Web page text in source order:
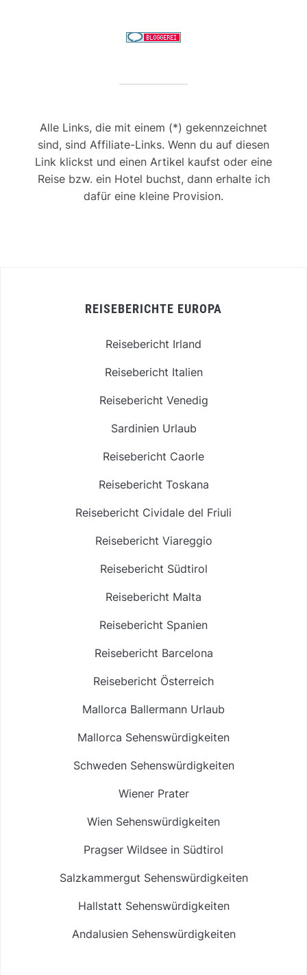
Alle Links, die mit einem (*) gekennzeichnet
sind, sind Affiliate-Links. Wenn du auf diesen
Link klickst und einen Artikel kaufst oder eine
Reise bzw. ein Hotel buchst, dann erhalte ich
dafür eine kleine Provision.
REISEBERICHTE EUROPA
Reisebericht Irland
Reisebericht Italien
Reisebericht Venedig
Sardinien Urlaub
Reisebericht Caorle
Reisebericht Toskana
Reisebericht Cividale del Friuli
Reisebericht Viareggio
Reisebericht Südtirol
Reisebericht Malta
Reisebericht Spanien
Reisebericht Barcelona
Reisebericht Österreich
Mallorca Ballermann Urlaub
Mallorca Sehenswürdigkeiten
Schweden Sehenswürdigkeiten
Wiener Prater
Wien Sehenswürdigkeiten
Pragser Wildsee in Südtirol
Salzkammergut Sehenswürdigkeiten
Hallstatt Sehenswürdigkeiten
Andalusien Sehenswürdigkeiten